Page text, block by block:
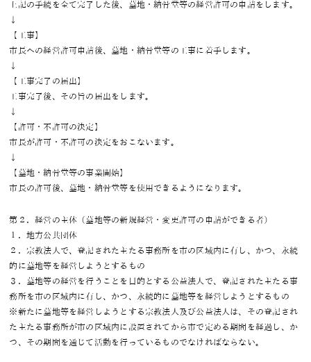
上記の手続を全て完了した後、墓地・納骨堂等の経営許可の申請をします。
↓
【工事】
市長への経営許可申請後、墓地・納骨堂等の工事に着手します。
↓
【工事完了の届出】
工事完了後、その旨の届出をします。
↓
【許可・不許可の決定】
市長が許可・不許可の決定をおこないます。
↓
【墓地・納骨堂等の事業開始】
市長の許可後、墓地・納骨堂等を使用できるようになります。
第２．経営の主体（墓地等の新規経営・変更許可の申請ができる者）
１．地方公共団体
２．宗教法人で、登記された主たる事務所を市の区域内に有し、かつ、永続
的に墓地等を経営しようとするもの
３．墓地等の経営を行うことを目的とする公益法人で、登記された主たる事
務所を市の区域内に有し、かつ、永続的に墓地等を経営しようとするもの
※新たに墓地等を経営しようとする宗教法人及び公益法人は、その登記され
た主たる事務所が市の区域内に設置されてから市で定める期間を経過し、か
つ、その期間を通じて活動を行っているものでなければならない。